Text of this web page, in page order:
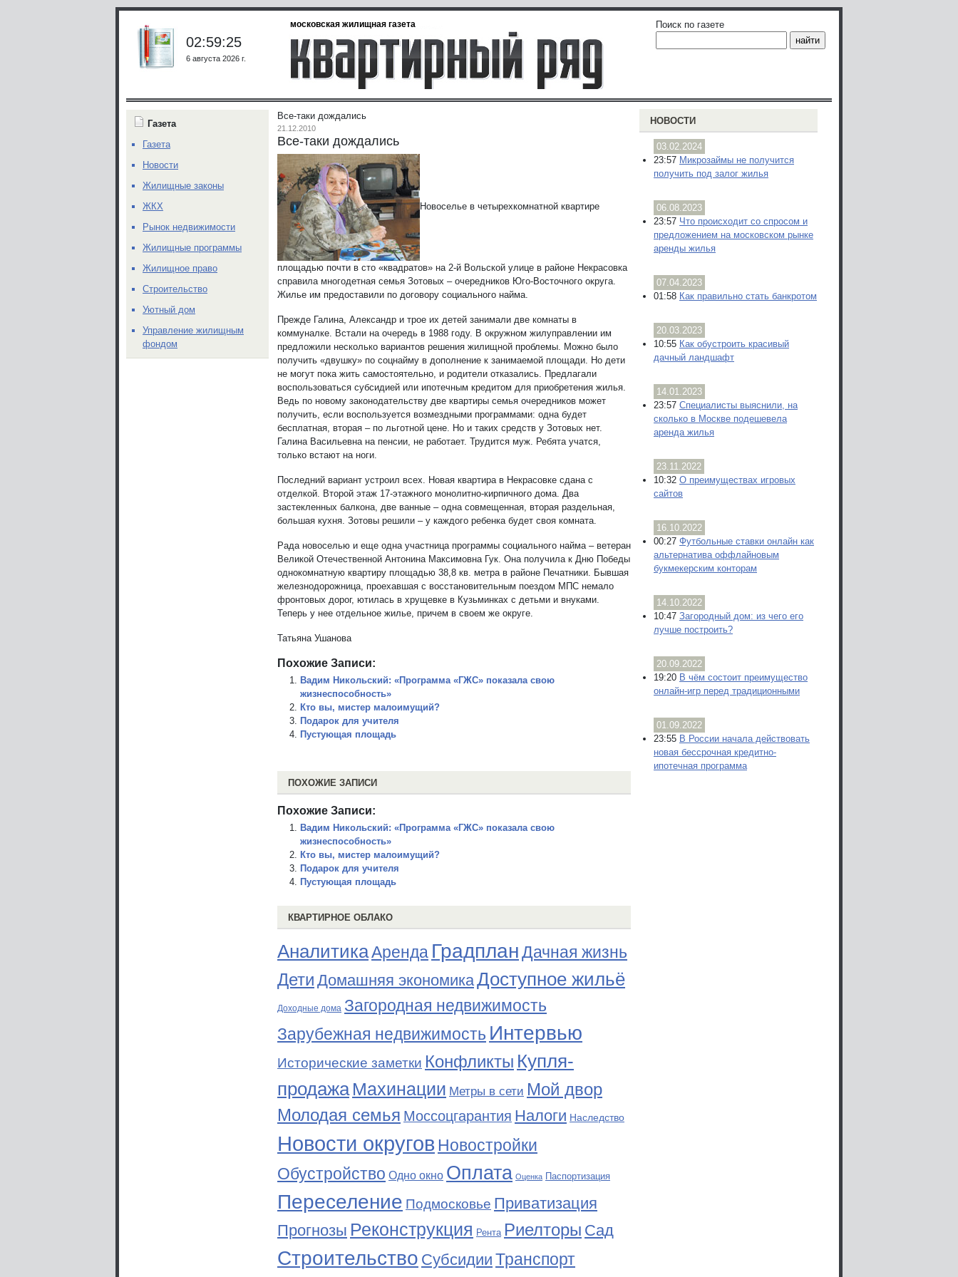
московская жилищная газета
02:59:25
6 августа 2026 г.
Поиск по газете
Все-таки дождались
21.12.2010
Все-таки дождались
Новоселье в четырехкомнатной квартире
площадью почти в сто «квадратов» на 2-й Вольской улице в районе Некрасовка
справила многодетная семья Зотовых – очередников Юго-Восточного округа.
Жилье им предоставили по договору социального найма.
Прежде Галина, Александр и трое их детей занимали две комнаты в
коммуналке. Встали на очередь в 1988 году. В окружном жилуправлении им
предложили несколько вариантов решения жилищной проблемы. Можно было
получить «двушку» по соцнайму в дополнение к занимаемой площади. Но дети
не могут пока жить самостоятельно, и родители отказались. Предлагали
воспользоваться субсидией или ипотечным кредитом для приобретения жилья.
Ведь по новому законодательству две квартиры семья очередников может
получить, если воспользуется возмездными программами: одна будет
бесплатная, вторая – по льготной цене. Но и таких средств у Зотовых нет.
Галина Васильевна на пенсии, не работает. Трудится муж. Ребята учатся,
только встают на ноги.
Последний вариант устроил всех. Новая квартира в Некрасовке сдана с
отделкой. Второй этаж 17-этажного монолитно-кирпичного дома. Два
застекленных балкона, две ванные – одна совмещенная, вторая раздельная,
большая кухня. Зотовы решили – у каждого ребенка будет своя комната.
Рада новоселью и еще одна участница программы социального найма – ветеран
Великой Отечественной Антонина Максимовна Гук. Она получила к Дню Победы
однокомнатную квартиру площадью 38,8 кв. метра в районе Печатники. Бывшая
железнодорожница, проехавшая с восстановительным поездом МПС немало
фронтовых дорог, ютилась в хрущевке в Кузьминках с детьми и внуками.
Теперь у нее отдельное жилье, причем в своем же округе.
Татьяна Ушанова
Похожие Записи:
Вадим Никольский: «Программа «ГЖС» показала свою
жизнеспособность»
Кто вы, мистер малоимущий?
Подарок для учителя
Пустующая площадь
ПОХОЖИЕ ЗАПИСИ
Похожие Записи:
Вадим Никольский: «Программа «ГЖС» показала свою
жизнеспособность»
Кто вы, мистер малоимущий?
Подарок для учителя
Пустующая площадь
КВАРТИРНОЕ ОБЛАКО
АналитикаАренда ГрадпланДачная жизнь
Дети Домашняя экономикаДоступное жильё
Доходные дома Загородная недвижимость
Зарубежная недвижимость Интервью
Исторические заметки Конфликты Купля-
продажа Махинации Метры в сети Мой двор
Молодая семья Моссоцгарантия Налоги Наследство
Новости округов Новостройки
Обустройство Одно окно Оплата Оценка Паспортизация
Переселение Подмосковье Приватизация
Прогнозы Реконструкция Рента Риелторы Сад
Строительство Субсидии Транспорт
НОВОСТИ
03.02.2024
23:57 Микрозаймы не получится
получить под залог жилья
06.08.2023
23:57 Что происходит со спросом и
предложением на московском рынке
аренды жилья
07.04.2023
01:58 Как правильно стать банкротом
20.03.2023
10:55 Как обустроить красивый
дачный ландшафт
14.01.2023
23:57 Специалисты выяснили, на
сколько в Москве подешевела
аренда жилья
23.11.2022
10:32 О преимуществах игровых
сайтов
16.10.2022
00:27 Футбольные ставки онлайн как
альтернатива оффлайновым
букмекерским конторам
14.10.2022
10:47 Загородный дом: из чего его
лучше построить?
20.09.2022
19:20 В чём состоит преимущество
онлайн-игр перед традиционными
01.09.2022
23:55 В России начала действовать
новая бессрочная кредитно-
ипотечная программа
Газета
Газета
Новости
Жилищные законы
ЖКХ
Рынок недвижимости
Жилищные программы
Жилищное право
Строительство
Уютный дом
Управление жилищным
фондом